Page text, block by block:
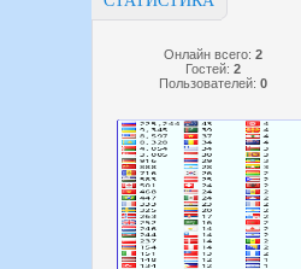
Онлайн всего: 2
Гостей: 2
Пользователей: 0